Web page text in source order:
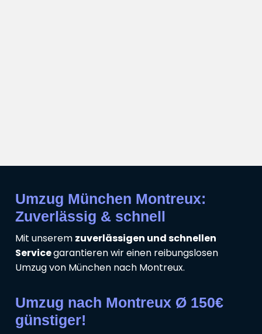
Umzug München Montreux:
Zuverlässig & schnell
Mit unserem zuverlässigen und schnellen
Servicegarantieren wir einen reibungslosen
Umzug von München nach Montreux.
Umzug nach Montreux Ø 150€
günstiger!